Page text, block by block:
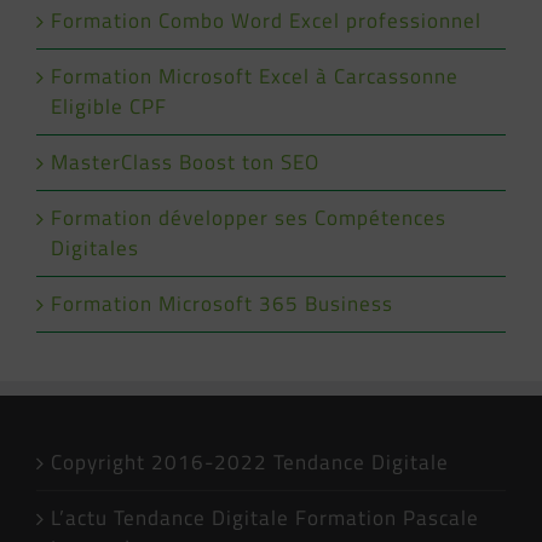
Formation Combo Word Excel professionnel
Formation Microsoft Excel à Carcassonne
Eligible CPF
MasterClass Boost ton SEO
Formation développer ses Compétences
Digitales
Formation Microsoft 365 Business
Copyright 2016-2022 Tendance Digitale
L’actu Tendance Digitale Formation Pascale